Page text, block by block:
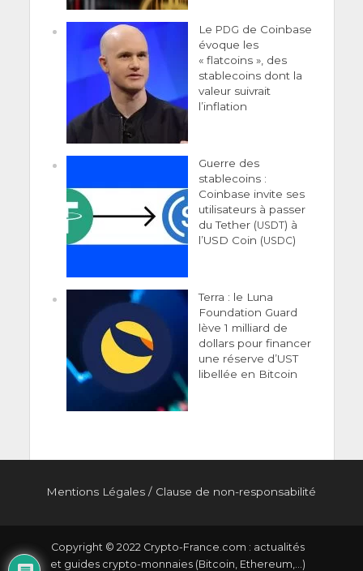
Le PDG de Coinbase
évoque les
« flatcoins », des
stablecoins dont la
valeur suivrait
l’inflation
Guerre des
stablecoins :
Coinbase invite ses
utilisateurs à passer
du Tether (USDT) à
l’USD Coin (USDC)
Terra : le Luna
Foundation Guard
lève 1 milliard de
dollars pour financer
une réserve d’UST
libellée en Bitcoin
Men­tions Légales/ Clause de non-responsabilité
Copyright © 2022 Crypto-France.com : actualités
et guides crypto-monnaies (Bitcoin, Ethereum,...)